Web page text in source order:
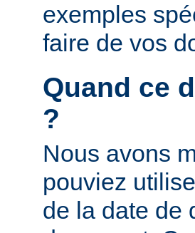
exemples
faire de vos
Quand ce
?
Nous avons
pouviez
de la date de